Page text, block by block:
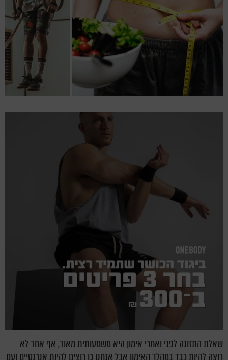
שאלת התזונה לפני ואחרי אימון היא משמעותית מאוד, אף אחד לא
רוצה להיות כבד במהלך האימון אבל אנחנו כן רוצים להיות אנרגטיים ועם